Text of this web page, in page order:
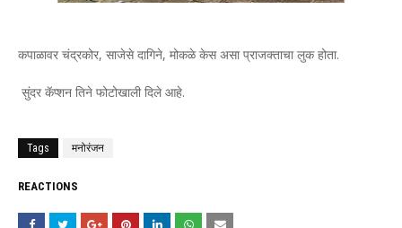
कपाळावर चंद्रकोर, साजेसे दागिने, मोकळे केस असा प्राजक्ताचा लुक होता.
सुंदर कॅप्शन तिने फोटोखाली दिले आहे.
Tags मनोरंजन
REACTIONS